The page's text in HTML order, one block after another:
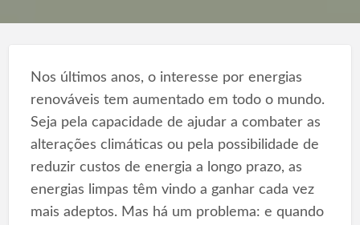
Nos últimos anos, o interesse por energias
renováveis tem aumentado em todo o mundo.
Seja pela capacidade de ajudar a combater as
alterações climáticas ou pela possibilidade de
reduzir custos de energia a longo prazo, as
energias limpas têm vindo a ganhar cada vez
mais adeptos. Mas há um problema: e quando